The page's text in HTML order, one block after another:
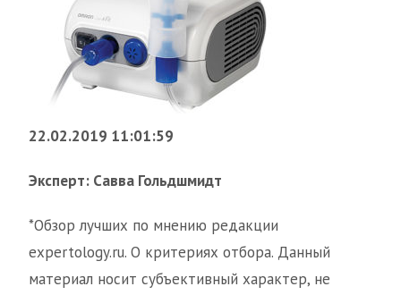
22.02.2019 11:01:59
Эксперт: Савва Гольдшмидт
*Обзор лучших по мнению редакции
expertology.ru. О критериях отбора. Данный
материал носит субъективный характер, не